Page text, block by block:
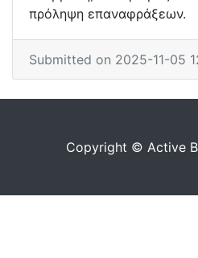
πρόληψη επαναφράξεων.
Submitted on 2025-11-05
Copyright © Active